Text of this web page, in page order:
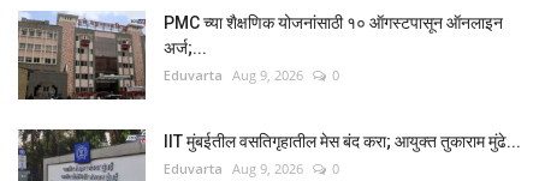
PMC च्या शैक्षणिक योजनांसाठी १० ऑगस्टपासून ऑनलाइन
अर्ज;...
Eduvarta Aug 9, 2026 0
IIT मुंबईतील वसतिगृहातील मेस बंद करा; आयुक्त तुकाराम मुंढे...
Eduvarta Aug 9, 2026 0